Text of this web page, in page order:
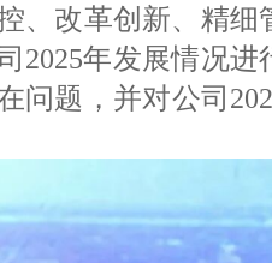
、改革创新、精
2025年发展情况
问题，并对公司